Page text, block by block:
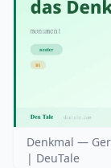
Denkmal —
| DeuTale